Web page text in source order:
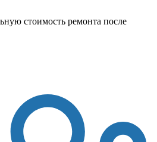
стоимость ремонта после